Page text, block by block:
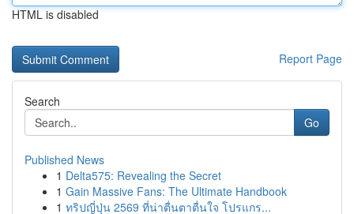
HTML is disabled
Report Page
Search
Go
Published News
1 Delta575: Revealing the Secret
1 Gain Massive Fans: The Ultimate Handbook
1 ทริปญี่ปุ่น 2569 ที่น่าตื่นตาตื่นใจ โปรแกร...